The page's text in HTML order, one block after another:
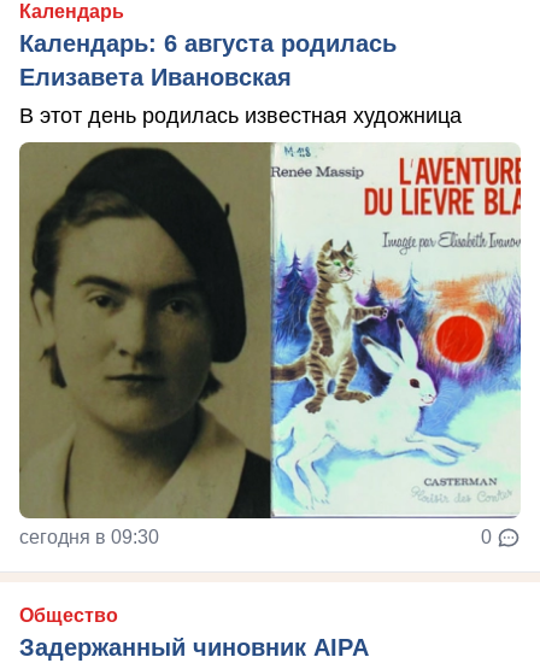
Календарь
Календарь: 6 августа родилась
Елизавета Ивановская
В этот день родилась известная художница
сегодня в 09:30 0
Общество
Задержанный чиновник AIPA